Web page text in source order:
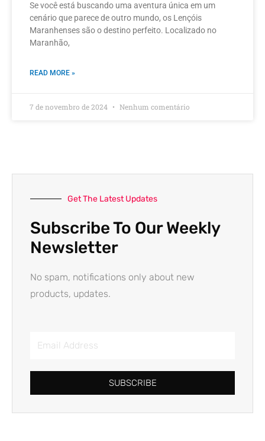
Se você está buscando uma aventura única em um
cenário que parece de outro mundo, os Lençóis
Maranhenses são o destino perfeito. Localizado no
Maranhão,
READ MORE »
7 de novembro de 2024 Nenhum comentário
Get The Latest Updates
Subscribe To Our Weekly
Newsletter
No spam, notifications only about new
products, updates.
Email
SUBSCRIBE